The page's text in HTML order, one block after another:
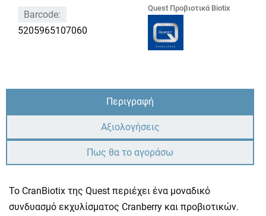
Barcode:
5205965107060
Quest Προβιοτικά Biotix
Περιγραφή
Αξιολογήσεις
Πως θα το αγοράσω
Το CranBiotix της Quest περιέχει ένα μοναδικό
συνδυασμό εκχυλίσματος Cranberry και προβιοτικών.